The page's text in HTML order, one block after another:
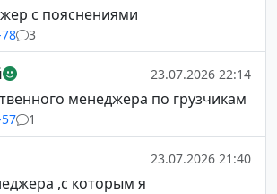
с пояснениями
3
23.07.2026 22:14
менеджера по грузчикам
1
23.07.2026 21:40
,с которым я